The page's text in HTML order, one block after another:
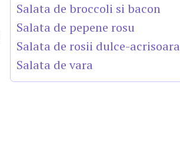
Salata de broccoli si bacon
Salata de pepene rosu
Salata de rosii dulce-acrisoara
Salata de vara